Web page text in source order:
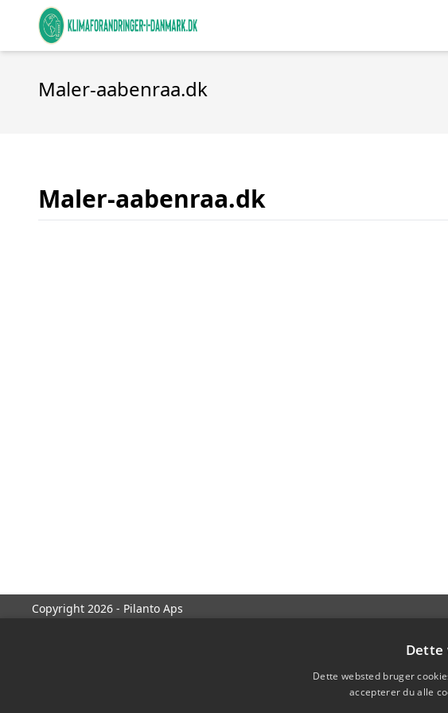
Maler-aabenraa.dk
Maler-aabenraa.dk
Copyright 2026 - Pilanto Aps
Dette
Dette websted bruger
accepterer du alle